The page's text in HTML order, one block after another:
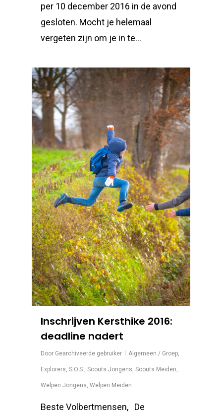
per 10 december 2016 in de avond
gesloten. Mocht je helemaal
vergeten zijn om je in te…
Inschrijven Kersthike 2016:
deadline nadert
Door Gearchiveerde gebruiker Algemeen / Groep,
Explorers, S.O.S., Scouts Jongens, Scouts Meiden,
Welpen Jongens, Welpen Meiden
Beste Volbertmensen, De